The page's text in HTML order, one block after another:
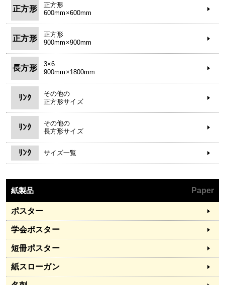
正方形
正方形
600mm×600mm
正方形
正方形
900mm×900mm
長方形
3×6
900mm×1800mm
ﾘﾝｸ
その他の
正方形サイズ
ﾘﾝｸ
その他の
長方形サイズ
ﾘﾝｸ サイズ一覧
紙製品 Paper
ポスター
学会ポスター
短冊ポスター
紙スローガン